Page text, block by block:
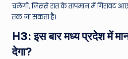
चलेंगी, जिससे रात के तापमान में गिरावट
तक जा सकता है।
H3: इस बार मध्य प्रदेश में
देगा?